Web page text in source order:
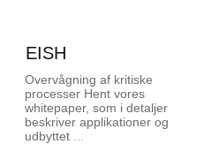
EISH
Overvågning af kritiske
processer Hent vores
whitepaper, som i detaljer
beskriver applikationer og
udbyttet